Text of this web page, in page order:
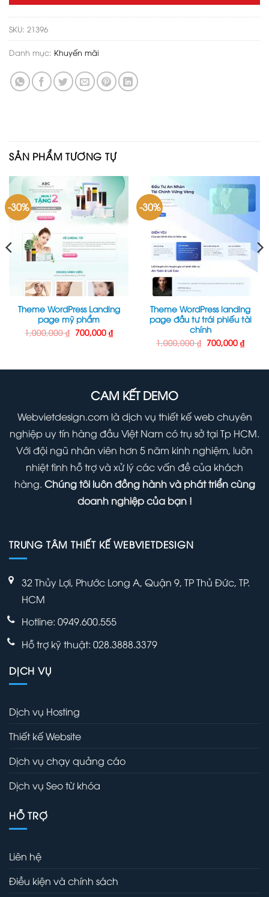
SKU: 21396
Danh mục: Khuyến mãi
SẢN PHẨM TƯƠNG TỰ
-30%
Theme WordPress Landing
page mỹ phẩm
1,000,000₫ Giá
gốc
700,000 ₫Giá
hiện
-30%
Theme WordPress landing
page đầu tư trái phiếu tài
chính
1,000,000₫ Giá
gốc
700,000 ₫Giá
hiện
CAM KẾT DEMO
Webvietdesign.com là dịch vụ thiết kế web chuyên
nghiệp uy tín hàng đầu Việt Nam có trụ sở tại Tp HCM.
Với đội ngũ nhân viên hơn 5 năm kinh nghiệm, luôn
nhiệt tình hỗ trợ và xử lý các vấn đề của khách
hàng. Chúng tôi luôn đồng hành và phát triển cùng
doanh nghiệp của bạn !
TRUNG TÂM THIẾT KẾ WEBVIETDESIGN
32 Thủy Lợi, Phước Long A, Quận 9, TP Thủ Đức, TP.
HCM
Hotline: 0949.600.555
Hỗ trợ kỹ thuật: 028.3888.3379
DỊCH VỤ
Dịch vụ Hosting
Thiết kế Website
Dịch vụ chạy quảng cáo
Dịch vụ Seo từ khóa
HỖ TRỢ
Liên hệ
Điều kiện và chính sách